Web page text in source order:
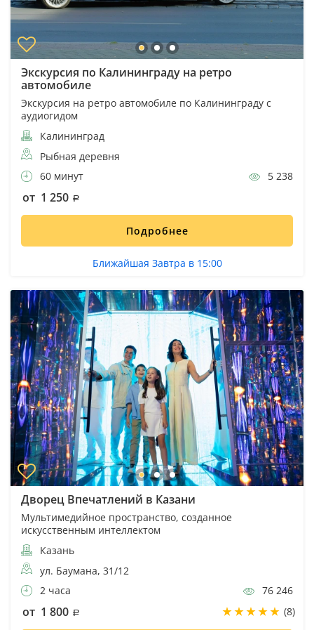
Экскурсия по Калининграду на ретро
автомобиле
Экскурсия на ретро автомобиле по Калининграду с
аудиогидом
Калининград
Рыбная деревня
60 минут
5 238
от 1 250
Подробнее
Ближайшая Завтра в 15:00
Дворец Впечатлений в Казани
Мультимедийное пространство, созданное
искусственным интеллектом
Казань
ул. Баумана, 31/12
2 часа
76 246
от 1 800 (8)